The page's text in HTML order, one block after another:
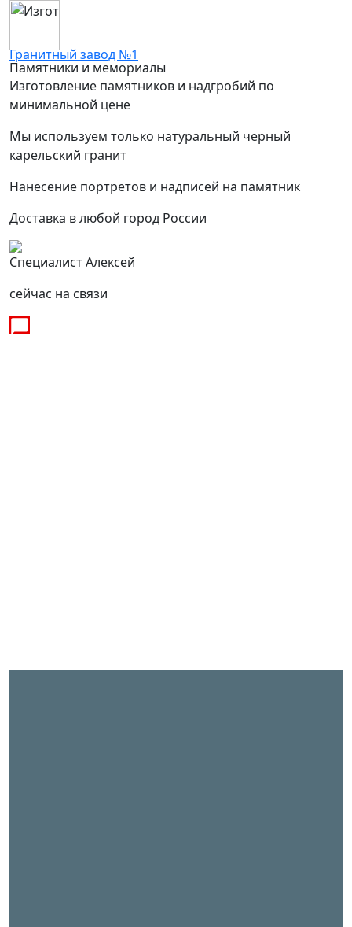
Гранитный завод №1
Памятники и мемориалы
Изготовление памятников и надгробий по
минимальной цене
Мы используем только натуральный черный
карельский гранит
Нанесение портретов и надписей на памятник
Доставка в любой город России
Специалист Алексей
сейчас на связи